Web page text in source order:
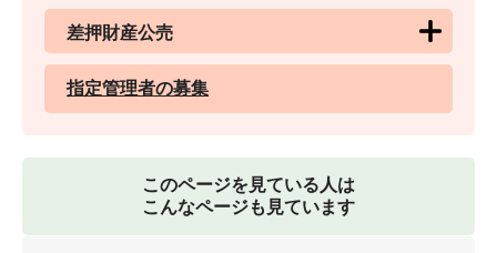
差押財産公売
指定管理者の募集
このページを見ている人は
こんなページも見ています